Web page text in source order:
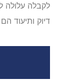
לקבלה עלולה
דיוק ותיעוד